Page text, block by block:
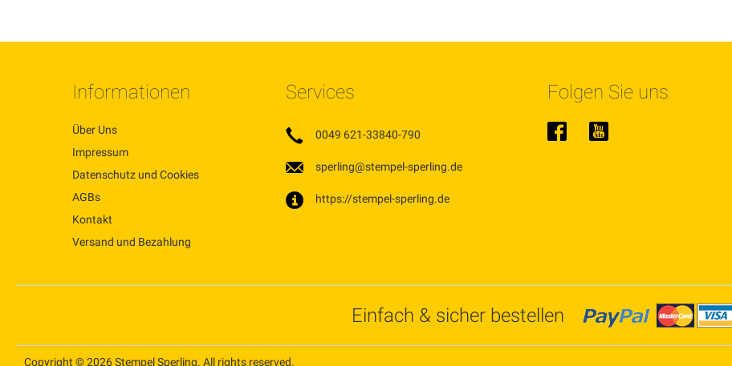
Informationen
Über Uns
Impressum
Datenschutz und Cookies
AGBs
Kontakt
Versand und Bezahlung
Services
0049 621-33840-790
sperling@stempel-sperling.de
https://stempel-sperling.de
Folgen Sie uns
Einfach & sicher bestellen
Copyright © 2026 Stempel Sperling. All rights reserved.